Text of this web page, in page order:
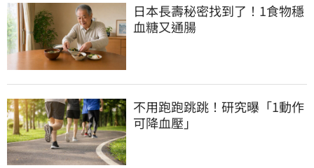
日本長壽秘密找到了！1食物穩
血糖又通腸
不用跑跑跳跳！研究曝「1動作
可降血壓」